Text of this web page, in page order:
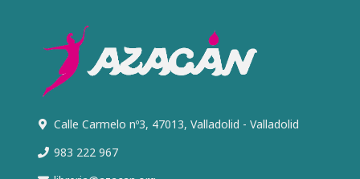
Calle Carmelo nº3, 47013, Valladolid - Valladolid
983 222 967